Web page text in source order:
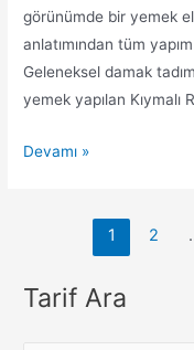
görünümde bir yemek
anlatımından tüm
Geleneksel damak
yemek yapılan Kıymalı
Kıymalı
Devamı »
sayfalandırması
1 2
Tarif Ara